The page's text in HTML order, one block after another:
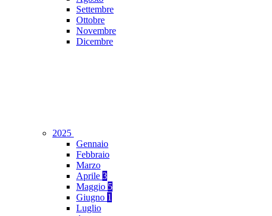
Settembre
Ottobre
Novembre
Dicembre
2025
Gennaio
Febbraio
Marzo
Aprile 3
Maggio 5
Giugno 1
Luglio